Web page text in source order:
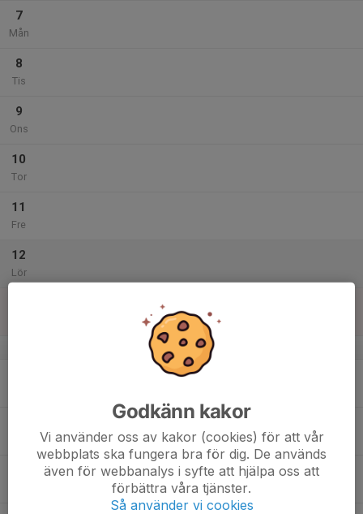
7
Mån
8
Tis
9
Ons
10
Tor
11
Fre
12
Lör
v.33
Godkänn kakor
Vi använder oss av kakor (cookies) för att vår
webbplats ska fungera bra för dig. De används
även för webbanalys i syfte att hjälpa oss att
förbättra våra tjänster.
Så använder vi cookies